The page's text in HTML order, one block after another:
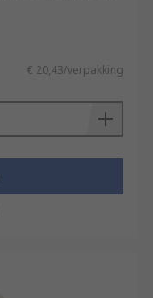
€ 20,43/verpakking